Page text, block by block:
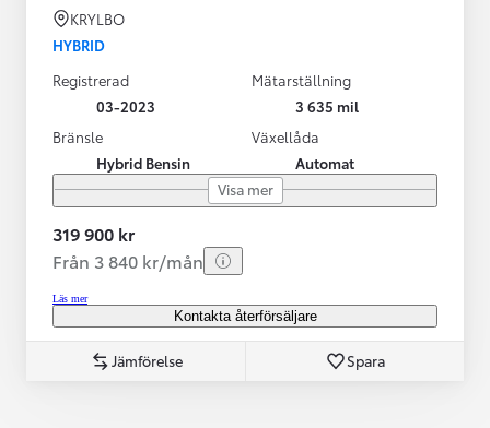
KRYLBO
HYBRID
Registrerad
03-2023
Mätarställning
3 635 mil
Bränsle
Hybrid Bensin
Växellåda
Automat
Visa mer
319 900 kr
Från 3 840 kr/mån
Läs mer
Kontakta återförsäljare
Jämförelse Spara